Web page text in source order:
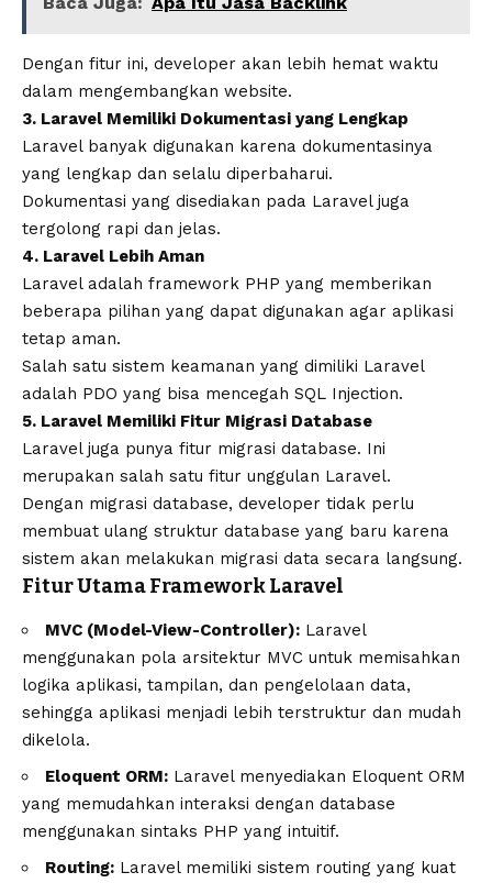
Dengan fitur ini, developer akan lebih hemat waktu
dalam mengembangkan website.
3. Laravel Memiliki Dokumentasi yang Lengkap
Laravel banyak digunakan karena dokumentasinya
yang lengkap dan selalu diperbaharui.
Dokumentasi yang disediakan pada Laravel juga
tergolong rapi dan jelas.
4. Laravel Lebih Aman
Laravel adalah framework PHP yang memberikan
beberapa pilihan yang dapat digunakan agar aplikasi
tetap aman.
Salah satu sistem keamanan yang dimiliki Laravel
adalah PDO yang bisa mencegah SQL Injection.
5. Laravel Memiliki Fitur Migrasi Database
Laravel juga punya fitur migrasi database. Ini
merupakan salah satu fitur unggulan Laravel.
Dengan migrasi database, developer tidak perlu
membuat ulang struktur database yang baru karena
sistem akan melakukan migrasi data secara langsung.
Fitur Utama Framework Laravel
MVC (Model-View-Controller): Laravel
menggunakan pola arsitektur MVC untuk memisahkan
logika aplikasi, tampilan, dan pengelolaan data,
sehingga aplikasi menjadi lebih terstruktur dan mudah
dikelola.
Eloquent ORM: Laravel menyediakan Eloquent ORM
yang memudahkan interaksi dengan database
menggunakan sintaks PHP yang intuitif.
Routing: Laravel memiliki sistem routing yang kuat